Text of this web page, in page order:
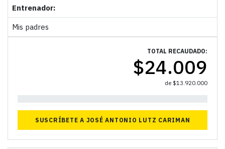
Entrenador:
Mis padres
TOTAL RECAUDADO:
$24.009
de$13.920.000
SUSCRÍBETE A JOSÉ ANTONIO LUTZ CARIMAN